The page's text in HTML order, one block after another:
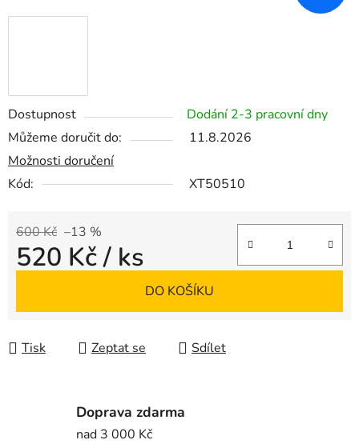
Dostupnost
Dodání 2-3 pracovní dny
Můžeme doručit do:
11.8.2026
Možnosti doručení
Kód:
XT50510
600 Kč –13 %
520 Kč/ ks
DO KOŠÍKU
Tisk Zeptat se Sdílet
Doprava zdarma
nad 3 000 Kč